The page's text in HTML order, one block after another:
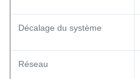
Décalage du système
Réseau